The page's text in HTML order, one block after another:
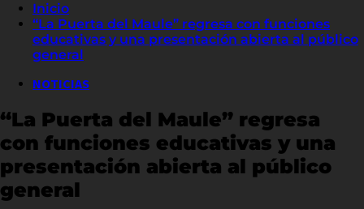
Inicio
“La Puerta del Maule” regresa con funciones
educativas y una presentación abierta al público
general
NOTICIAS
“La Puerta del Maule” regresa
con funciones educativas y una
presentación abierta al público
general